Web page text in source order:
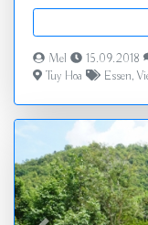
Mel 15.09.2018
Tuy Hoa
Essen,